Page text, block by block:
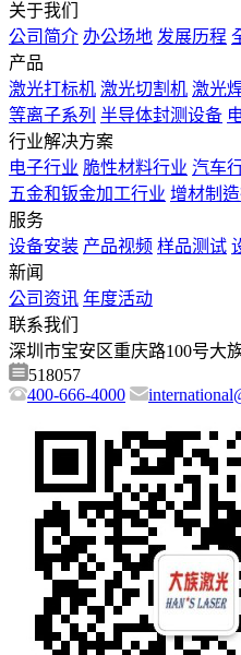
关于我们
公司简介 办公场地 发展历程
产品
激光打标机 激光切割机 激光
等离子系列 半导体封测设备
行业解决方案
电子行业 脆性材料行业 汽车
五金和钣金加工行业 增材制
服务
设备安装 产品视频 样品测试
新闻
公司资讯 年度活动
联系我们
深圳市宝安区重庆路100号大
518057
400-666-4000